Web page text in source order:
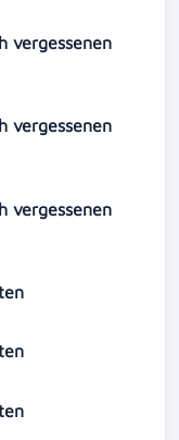
vergessenen
vergessenen
vergessenen